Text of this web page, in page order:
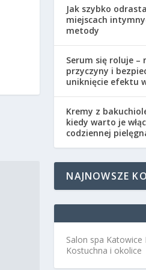
Jak szybko
miejscach
metody
Serum się roluje –
przyczyny i
uniknięcie efektu
Kremy z
kiedy warto je
codziennej
NAJNOWSZE
Salon spa Katowice
Kostuchna i okolice